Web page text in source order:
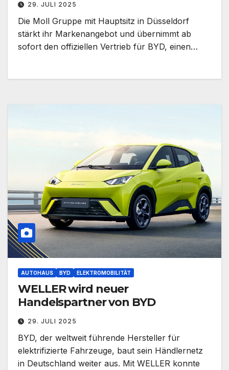
29. JULI 2025
Die Moll Gruppe mit Hauptsitz in Düsseldorf
stärkt ihr Markenangebot und übernimmt ab
sofort den offiziellen Vertrieb für BYD, einen…
AUTOHAUS BYD ELEKTROMOBILITÄT
WELLER wird neuer
Handelspartner von BYD
29. JULI 2025
BYD, der weltweit führende Hersteller für
elektrifizierte Fahrzeuge, baut sein Händlernetz
in Deutschland weiter aus. Mit WELLER konnte